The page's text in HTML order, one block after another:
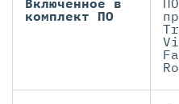
Включенное в
комплект ПО